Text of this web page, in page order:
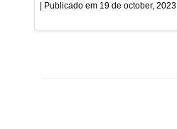
19 de october, 2023